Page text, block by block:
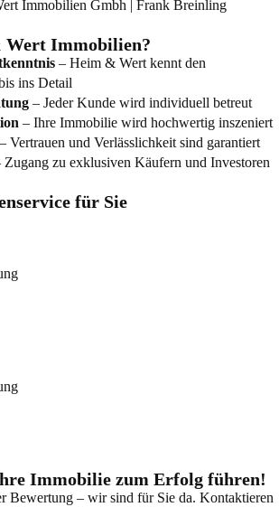
Immobilien?
– Heim & Wert kennt den
ins Detail
– Jeder Kunde wird individuell betreut
– Ihre Immobilie wird hochwertig inszeniert
– Vertrauen und Verlässlichkeit sind garantiert
Zugang zu exklusiven Käufern und Investoren
für Sie
Immobilie zum Erfolg führen!
Bewertung – wir sind für Sie da. Kontaktieren